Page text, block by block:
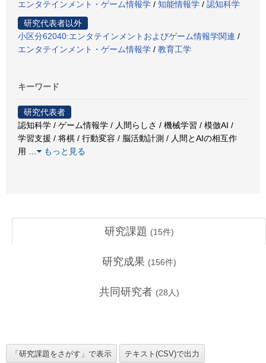
エンタテインメント・ゲーム情報学 / 知能情報学 / 認知科学
研究代表者以外
小区分62040:エンタテインメントおよびゲーム情報学関連 /
エンタテインメント・ゲーム情報学 / 教育工学
キーワード
研究代表者
認知科学 / ゲーム情報学 / 人間らしさ / 機械学習 / 模倣AI /
学習支援 / 将棋 / 行動変容 / 脳活動計測 / 人間とAIの相互作
用
もっと見る
研究課題 (15件)
研究成果 (156件)
共同研究者 (28 人)